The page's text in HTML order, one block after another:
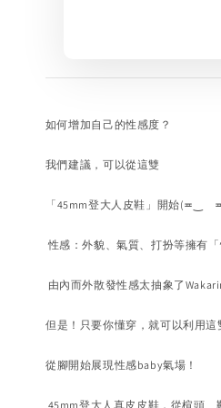
如何增加自己的性感度？
我們建議，可以從這雙
「45mm登大人皮鞋」開始(≖‿ゝ
性感：外貌、氣質、打扮等擁有「
由內而外散發性感太抽象了
但是！只要你懂穿，就可以利用這
從腳開始展現性感baby氣場！
45mm登大人真皮皮鞋，從楦頭、